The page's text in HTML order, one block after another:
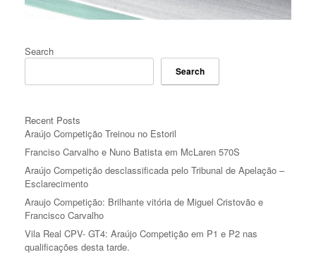
Search
Search
Recent Posts
Araújo Competição Treinou no Estoril
Franciso Carvalho e Nuno Batista em McLaren 570S
Araújo Competição desclassificada pelo Tribunal de Apelação –
Esclarecimento
Araujo Competição: Brilhante vitória de Miguel Cristovão e
Francisco Carvalho
Vila Real CPV- GT4: Araújo Competição em P1 e P2 nas
qualificações desta tarde.